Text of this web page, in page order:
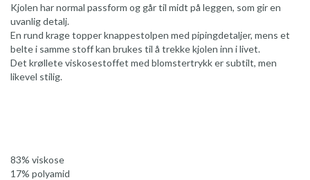
Kjolen har normal passform og går til midt på leggen, som gir en
uvanlig detalj.
En rund krage topper knappestolpen med pipingdetaljer, mens et
belte i samme stoff kan brukes til å trekke kjolen inn i livet.
Det krøllete viskosestoffet med blomstertrykk er subtilt, men
likevel stilig.
83% viskose
17% polyamid